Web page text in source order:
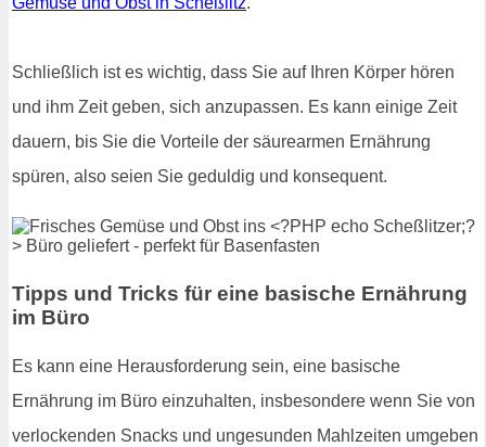
Schließlich ist es wichtig, dass Sie auf Ihren Körper hören
und ihm Zeit geben, sich anzupassen. Es kann einige Zeit
dauern, bis Sie die Vorteile der säurearmen Ernährung
spüren, also seien Sie geduldig und konsequent.
Tipps und Tricks für eine basische Ernährung
im Büro
Es kann eine Herausforderung sein, eine basische
Ernährung im Büro einzuhalten, insbesondere wenn Sie von
verlockenden Snacks und ungesunden Mahlzeiten umgeben